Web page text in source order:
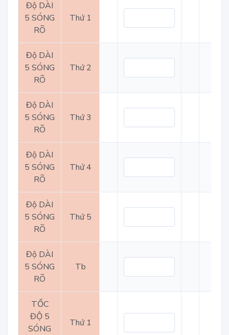
Độ DÀI
5 SÓNG
RÕ
Thứ 1
Độ DÀI
5 SÓNG
RÕ
Thứ 2
Độ DÀI
5 SÓNG
RÕ
Thứ 3
Độ DÀI
5 SÓNG
RÕ
Thứ 4
Độ DÀI
5 SÓNG
RÕ
Thứ 5
Độ DÀI
5 SÓNG
RÕ
Tb
TỐC
ĐỘ 5
SÓNG
Thứ 1